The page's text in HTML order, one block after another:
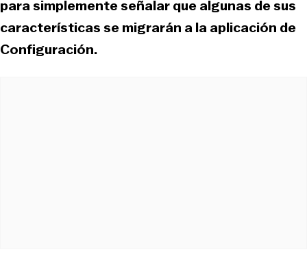
para simplemente señalar que algunas de sus
características se migrarán a la aplicación de
Configuración.